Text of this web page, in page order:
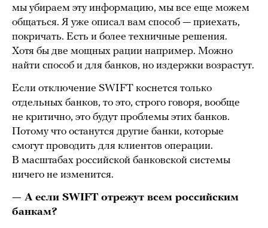
мы убираем эту информацию, мы все еще можем
общаться. Я уже описал вам способ — приехать,
покричать. Есть и более техничные решения.
Хотя бы две мощных рации например. Можно
найти способ и для банков, но издержки возрастут.
Если отключение SWIFT коснется только
отдельных банков, то это, строго говоря, вообще
не критично, это будут проблемы этих банков.
Потому что останутся другие банки, которые
смогут проводить для клиентов операции.
В масштабах российской банковской системы
ничего не изменится.
— А если SWIFT отрежут всем российским
банкам?